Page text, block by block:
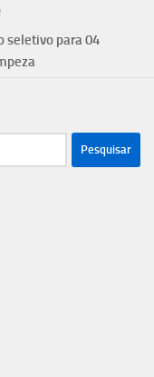
seletivo para 04